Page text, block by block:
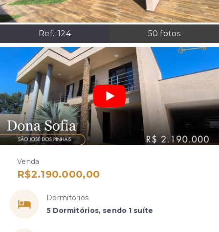
Ref.:124 50 fotos
Venda
R$2.190.000,00
Dormitórios
5 Dormitórios, sendo 1 suíte